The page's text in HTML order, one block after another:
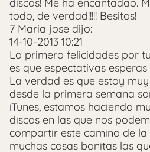
todo, de verdad!!!!! Besitos!
7 Maria jose dijo:
14-10-2013 10:21
Lo primero felicidades por
es que espectativas
La verdad es que estoy
desde la primera semana
iTunes, estamos haciendo
discos en las que nos
compartir este camino de la
muchas cosas bonitas las